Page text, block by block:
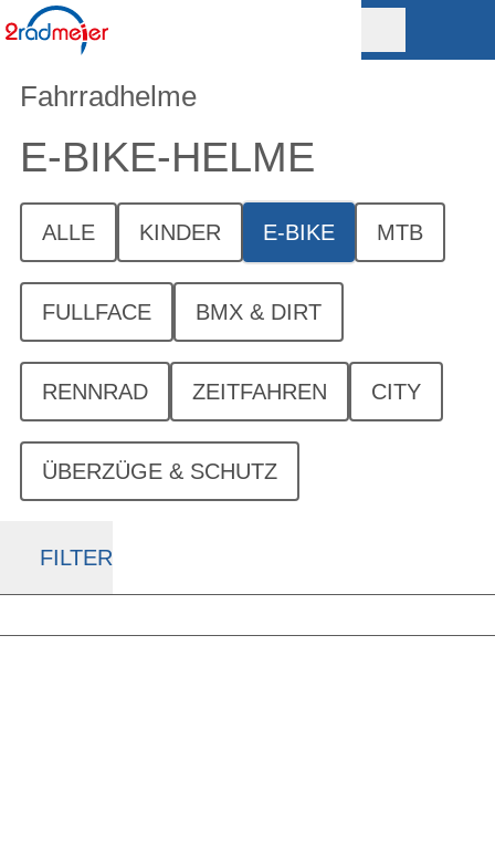
Fahrradhelme
E-BIKE-HELME
ALLE KINDER E-BIKE MTB
FULLFACE BMX & DIRT
RENNRAD ZEITFAHREN CITY
ÜBERZÜGE & SCHUTZ
FILTER